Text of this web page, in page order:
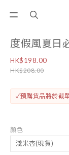
度假風夏日
HK$198.00
HK$208.00
✓預購貨品將於截
顏色